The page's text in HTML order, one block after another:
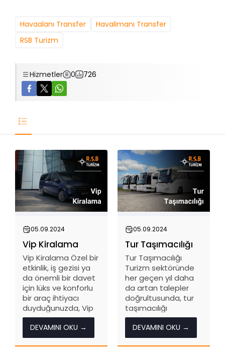
Havaalanı Transfer
Havalimanı Transfer
RSB Turizm
Hizmetler 0 726
05.09.2024
Vip Kiralama
Vip Kiralama Özel bir
etkinlik, iş gezisi ya
da önemli bir davet
için lüks ve konforlu
bir araç ihtiyacı
duyduğunuzda, Vip
kiralama hizmetleri
imdadınıza yetişir.
Vip kiralama,
müşterilere üst
DEVAMINI OKU →
05.09.2024
Tur Taşımacılığı
Tur Taşımacılığı
Turizm sektöründe
her geçen yıl daha
da artan talepler
doğrultusunda, tur
taşımacılığı
hizmetleri büyük bir
önem kazanmıştır.
Özellikle toplu
seyahatler ve turlar,
DEVAMINI OKU →